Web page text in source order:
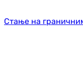
Стање на